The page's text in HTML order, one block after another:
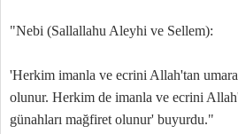
"Nebi (Sallallahu Aleyhi ve Sellem):
'Herkim imanla ve ecrini Allah'tan
olunur. Herkim de imanla ve ecrini
günahları mağfiret olunur' buyurdu."